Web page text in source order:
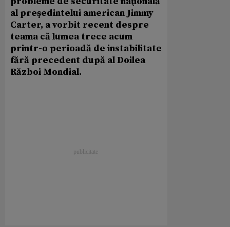
al preşedintelui american Jimmy
Carter, a vorbit recent despre
teama că lumea trece acum
printr-o perioadă de instabilitate
fără precedent după al Doilea
Război Mondial.